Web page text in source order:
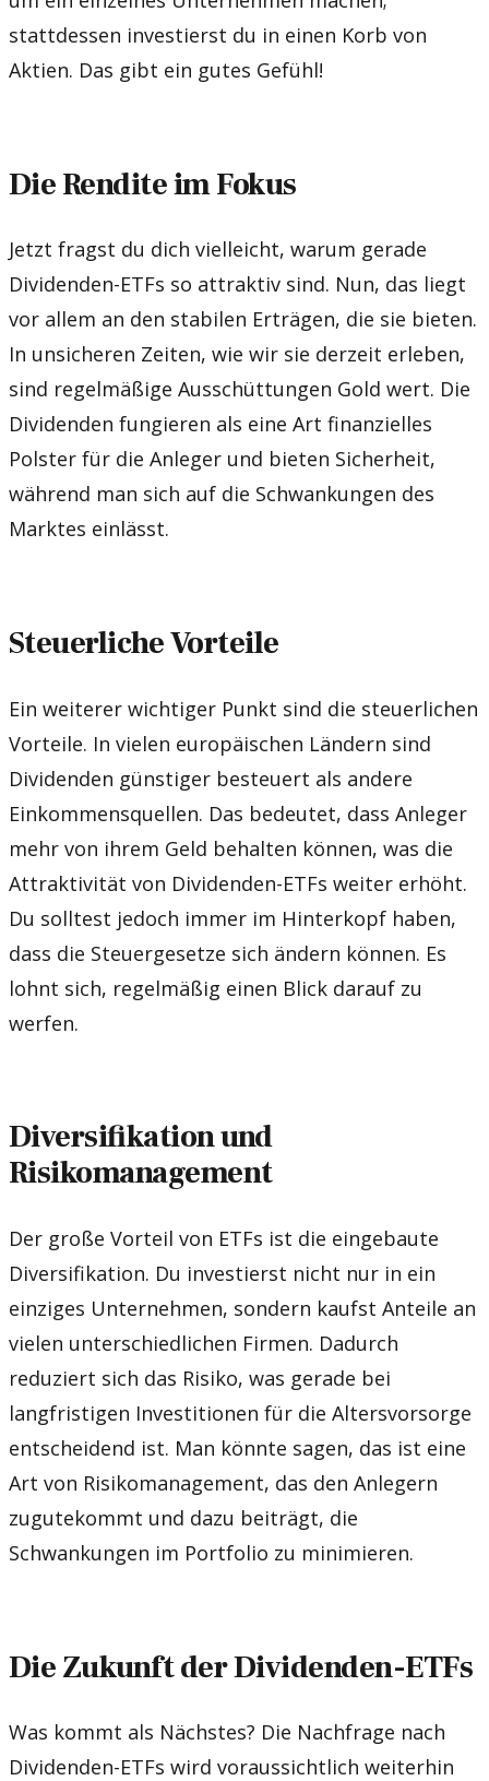
stattdessen investierst du in einen Korb von
Aktien. Das gibt ein gutes Gefühl!
Die Rendite im Fokus
Jetzt fragst du dich vielleicht, warum gerade
Dividenden-ETFs so attraktiv sind. Nun, das liegt
vor allem an den stabilen Erträgen, die sie bieten.
In unsicheren Zeiten, wie wir sie derzeit erleben,
sind regelmäßige Ausschüttungen Gold wert. Die
Dividenden fungieren als eine Art finanzielles
Polster für die Anleger und bieten Sicherheit,
während man sich auf die Schwankungen des
Marktes einlässt.
Steuerliche Vorteile
Ein weiterer wichtiger Punkt sind die steuerlichen
Vorteile. In vielen europäischen Ländern sind
Dividenden günstiger besteuert als andere
Einkommensquellen. Das bedeutet, dass Anleger
mehr von ihrem Geld behalten können, was die
Attraktivität von Dividenden-ETFs weiter erhöht.
Du solltest jedoch immer im Hinterkopf haben,
dass die Steuergesetze sich ändern können. Es
lohnt sich, regelmäßig einen Blick darauf zu
werfen.
Diversifikation und
Risikomanagement
Der große Vorteil von ETFs ist die eingebaute
Diversifikation. Du investierst nicht nur in ein
einziges Unternehmen, sondern kaufst Anteile an
vielen unterschiedlichen Firmen. Dadurch
reduziert sich das Risiko, was gerade bei
langfristigen Investitionen für die Altersvorsorge
entscheidend ist. Man könnte sagen, das ist eine
Art von Risikomanagement, das den Anlegern
zugutekommt und dazu beiträgt, die
Schwankungen im Portfolio zu minimieren.
Die Zukunft der Dividenden-ETFs
Was kommt als Nächstes? Die Nachfrage nach
Dividenden-ETFs wird voraussichtlich weiterhin